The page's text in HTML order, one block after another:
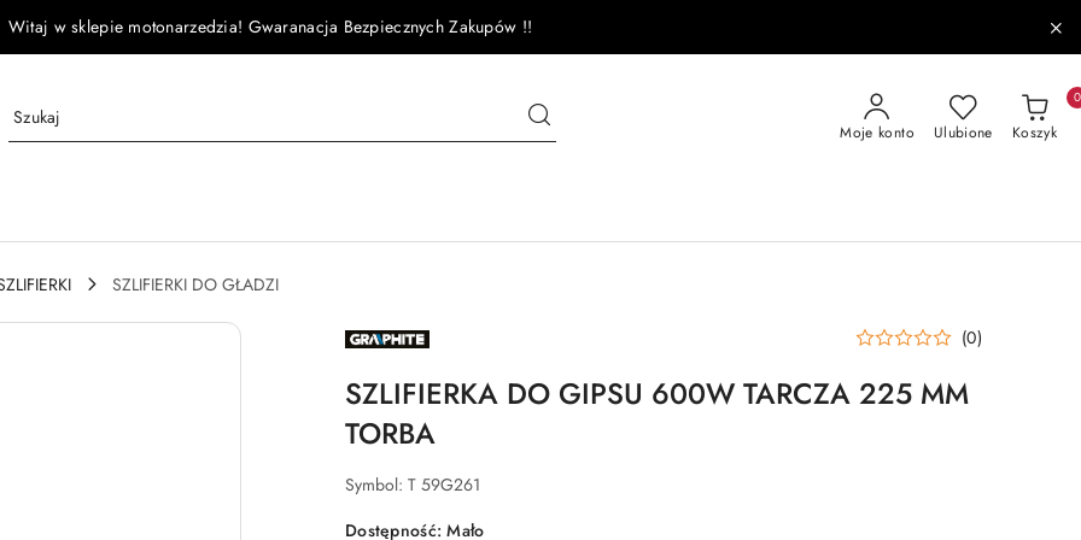
Witaj w sklepie motonarzedzia! Gwaranacja Bezpiecznych Zakupów !!
Moje konto Ulubione Koszyk
0
SZLIFIERKI DO GŁADZI
NAZWA
PRODUCENTA: (0)
SZLIFIERKA DO GIPSU 600W TARCZA 225 MM
TORBA
Symbol: T 59G261
Dostępność:Mało